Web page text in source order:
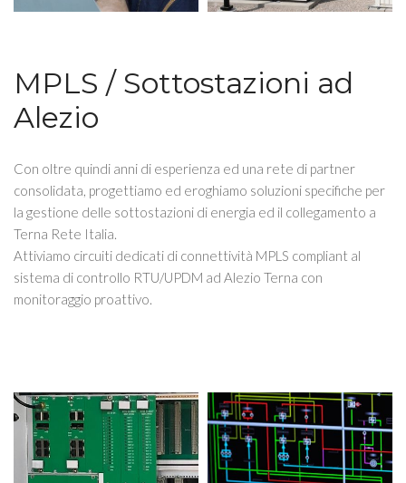
MPLS / Sottostazioni ad
Alezio
Con oltre quindi anni di esperienza ed una rete di partner
consolidata, progettiamo ed eroghiamo soluzioni specifiche per
la gestione delle sottostazioni di energia ed il collegamento a
Terna Rete Italia.
Attiviamo circuiti dedicati di connettività MPLS compliant al
sistema di controllo RTU/UPDM ad Alezio Terna con
monitoraggio proattivo.